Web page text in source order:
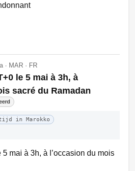
· MAR · FR
le 5 mai à 3h, à
sacré du Ramadan
in Marokko
mai à 3h, à l’occasion du mois